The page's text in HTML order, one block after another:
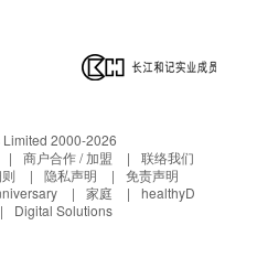
2000-2026
商户合作 / 加盟
联络我们
隐私声明
免责声明
家庭
healthyD
Digital Solutions